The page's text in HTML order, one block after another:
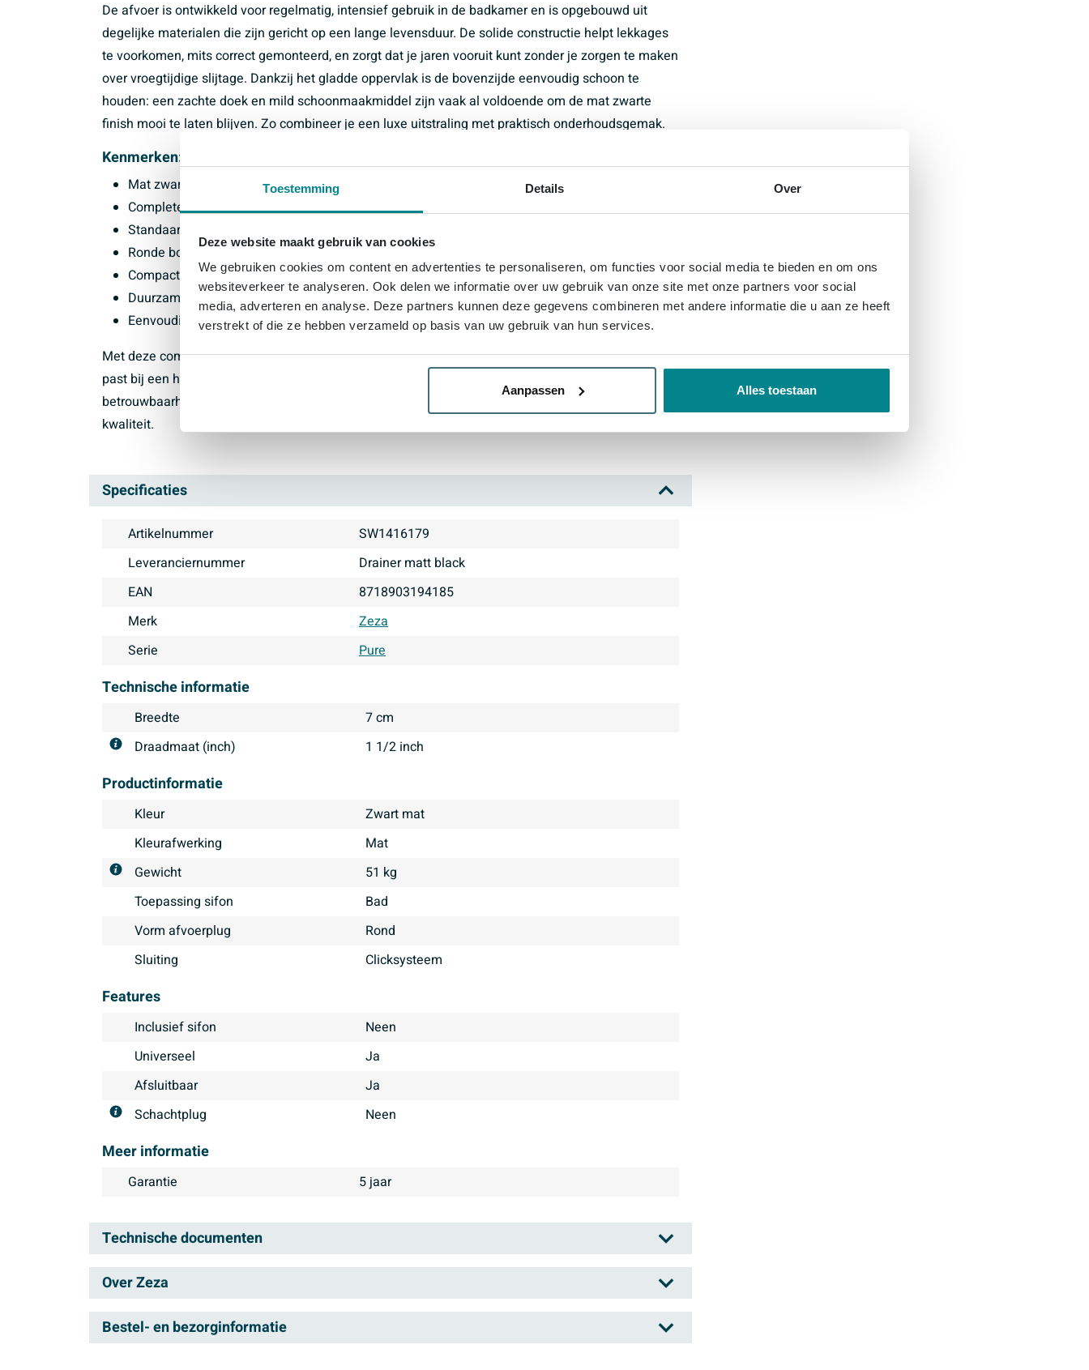
Toestemming Details Over
Deze website maakt gebruik van cookies
We gebruiken cookies om content en advertenties te personaliseren, om functies voor social media te bieden en om ons
websiteverkeer te analyseren. Ook delen we informatie over uw gebruik van onze site met onze partners voor social
media, adverteren en analyse. Deze partners kunnen deze gegevens combineren met andere informatie die u aan ze heeft
verstrekt of die ze hebben verzameld op basis van uw gebruik van hun services.
Aanpassen Alles toestaan
De afvoer is ontwikkeld voor regelmatig, intensief gebruik in de badkamer en is opgebouwd uit
degelijke materialen die zijn gericht op een lange levensduur. De solide constructie helpt lekkages
te voorkomen, mits correct gemonteerd, en zorgt dat je jaren vooruit kunt zonder je zorgen te maken
over vroegtijdige slijtage. Dankzij het gladde oppervlak is de bovenzijde eenvoudig schoon te
houden: een zachte doek en mild schoonmaakmiddel zijn vaak al voldoende om de mat zwarte
finish mooi te laten blijven. Zo combineer je een luxe uitstraling met praktisch onderhoudsgemak.
Kenmerken:
Mat zwarte afwerking voor een moderne, luxe uitstraling in je badkamer
Complete set met bovenzijde, direct klaar voor montage
Standaard G1 1/2 inch aansluiting, passend voor de meeste baden
Ronde bovenzijde met diameter van ca. 70 mm voor een strak afgewerkt geheel
Compacte hoogte van ca. 38 mm, geschikt bij beperkte inbouwruimte
Duurzame, betrouwbare constructie voor dagelijks gebruik
Eenvoudig schoon te maken dankzij het gladde oppervlak
Met deze complete badafvoer in mat zwart geef je jouw bad een nette, doordachte afwerking die
past bij een hedendaagse badkamer. Kies voor deze combinatie van design, gemak en
betrouwbaarheid en maak je droombadkamer compleet met dit stijlvolle product en ervaar zelf de
kwaliteit.
Specificaties
Artikelnummer
SW1416179
Leveranciernummer
drainer matt black
EAN
8718903194185
Merk
Zeza
Serie
Pure
Technische informatie
Breedte
7 cm
Draadmaat (inch)
1 1/2 inch
Productinformatie
Kleur
Zwart mat
Kleurafwerking
mat
Gewicht
51 kg
Toepassing sifon
bad
Vorm afvoerplug
Rond
Sluiting
clicksysteem
Features
Inclusief sifon
Neen
Universeel
Ja
Afsluitbaar
Ja
Schachtplug
Neen
Meer informatie
Garantie 5 jaar
Technische documenten
Technische productinformatie
Over Zeza
Bij Sawiday vind je diverse producten van het merk ZEZA. Geef je badkamer een
luxe look met een stijlvol bad of douchebak van ZEZA. Met een ZEZA product haal
Bestel- en bezorginformatie